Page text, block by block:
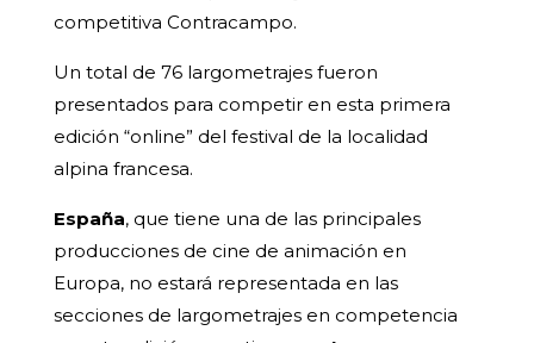
competitiva Contracampo.
Un total de 76 largometrajes fueron
presentados para competir en esta primera
edición “online” del festival de la localidad
alpina francesa.
España, que tiene una de las principales
producciones de cine de animación en
Europa, no estará representada en las
secciones de largometrajes en competencia